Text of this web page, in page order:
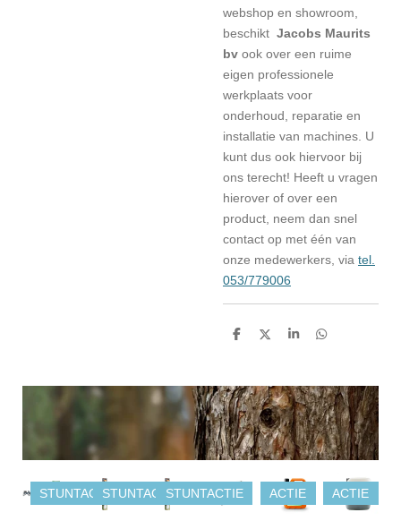
webshop en showroom,
beschikt Jacobs Maurits
bv ook over een ruime
eigen professionele
werkplaats voor
onderhoud, reparatie en
installatie van machines. U
kunt dus ook hiervoor bij
ons terecht! Heeft u vragen
hierover of over een
product, neem dan snel
contact op met één van
onze medewerkers, via tel.
053/779006
D
n
D
S
e
D
n
STUNTACTIESTUNTACTIESTUNTACTIE ACTIE ACTIE